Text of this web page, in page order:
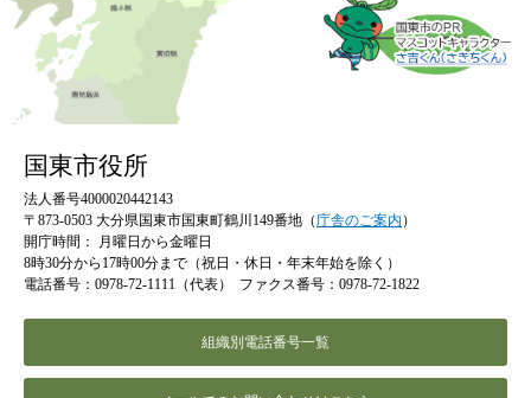
国東市役所
法人番号4000020442143
〒873-0503 大分県国東市国東町鶴川149番地（庁舎のご案内 ）
開庁時間：
月曜日から金曜日
8時30分から17時00分まで（祝日・休日・年末年始を除く）
電話番号：0978-72-1111（代表）
ファクス番号：0978-72-1822
組織別電話番号一覧